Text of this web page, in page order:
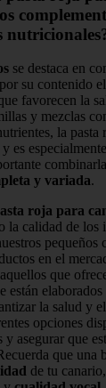
se destaca en
su contenido
favorecen la
y mezclas
la pasta
y es
y variada.
roja para
la calidad de los
pequeños
en el
que
están
la salud y
opciones
asegurar que
que una
de tu